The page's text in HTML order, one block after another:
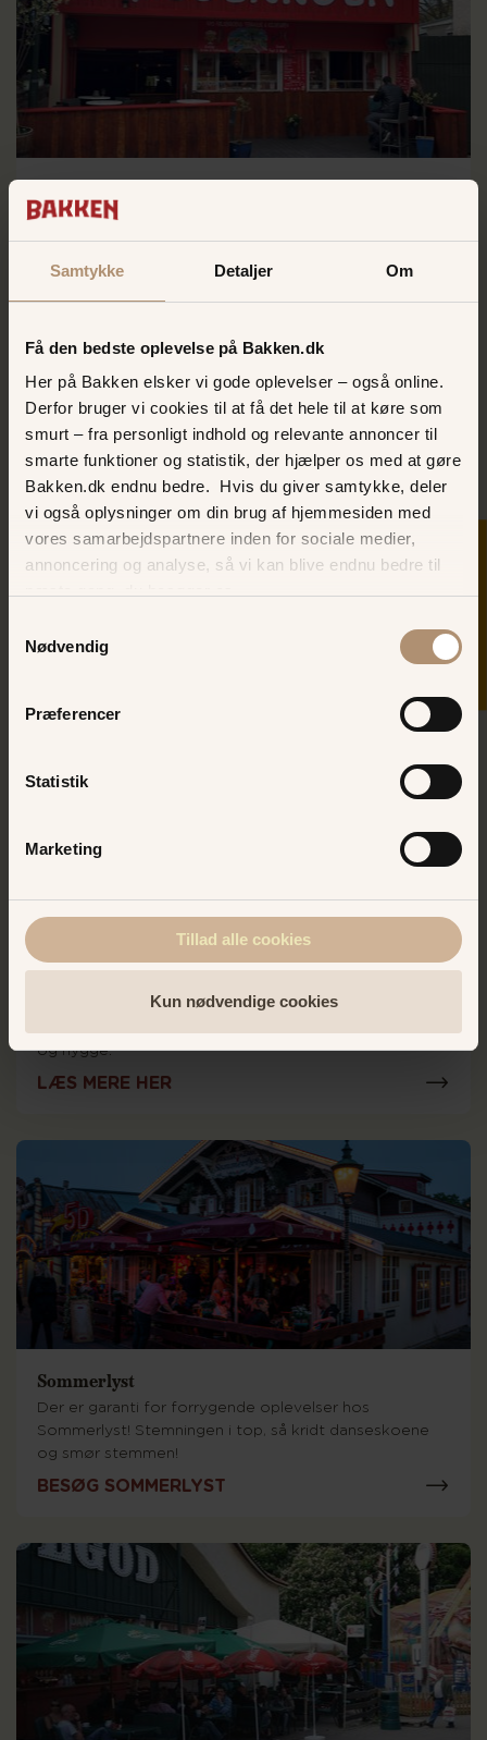
Samtykke Detaljer Om
Få den bedste oplevelse på Bakken.dk
Her på Bakken elsker vi gode oplevelser – også online.
Derfor bruger vi cookies til at få det hele til at køre som
smurt – fra personligt indhold og relevante annoncer til
smarte funktioner og statistik, der hjælper os med at gøre
Bakken.dk endnu bedre. Hvis du giver samtykke, deler
vi også oplysninger om din brug af hjemmesiden med
vores samarbejdspartnere inden for sociale medier,
annoncering og analyse, så vi kan blive endnu bedre til
Nødvendig
Præferencer
Statistik
Marketing
Tillad alle cookies
Kun nødvendige cookies
SKER I DAG
Kryb ind i den hyggelige hule med din favoritøl i hånden
og lad dig rive med af den skønne stemning!
LÆS MERE OM PØLSEKROEN
Skjerns Magasin
Matadors tid!
Skovly Beer Garden
Omgivet af Dyrehavens fortryllende skov har vi
og hygge.
LÆS MERE HER
Sommerlyst
Der er garanti for forrygende oplevelser hos
Sommerlyst! Stemningen i top, så kridt danseskoene
og smør stemmen!
BESØG SOMMERLYST